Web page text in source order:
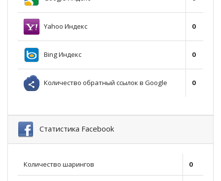
Yahoo Индекс 0
Bing Индекс 0
Количество обратный ссылок в Google 0
Статистика Facebook
Количество шарингов 0